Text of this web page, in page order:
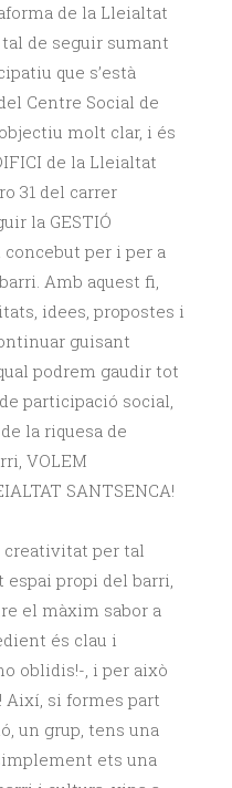
de la Lleialtat
de seguir sumant
que s’està
Centre Social de
molt clar, i és
de la Lleialtat
31 del carrer
la GESTIÓ
concebut per i per a
Amb aquest fi,
idees, propostes i
guisant
podrem gaudir tot
participació social,
la riquesa de
VOLEM
SANTSENCA!
creativitat per tal
espai propi del barri,
el màxim sabor a
és clau i
oblidis!-, i per això
Així, si formes part
un grup, tens una
ets una